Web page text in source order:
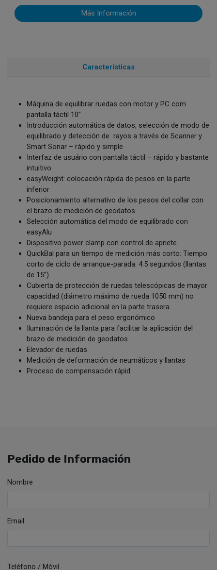
Más Información
Características
Máquina de equilibrar ruedas con motor y PC com
pantalla táctil 10”
Introducción automática de datos, selección de modo de
equilibrado y detección de rayos a través de Scanner y
Smart Sonar – rápido y simple
Interfaz de usuário con pantalla táctil – rápido y bastante
intuitivo
easyWeight: colocación rápida de pesos en la parte
inferior
Posicionamiento alternativo de los pesos del collar con
el brazo de medición de geodatos
Selección automática del modo de equilibrado con
easyAlu
Dispositivo power clamp con control de apriete
QuickBal para un tiempo de medición más corto: Tiempo
corto de ciclo de arranque-parada: 4.5 segundos (llantas
de 15’’)
Cubierta de protección de ruedas telescópicas de mayor
capacidad (diámetro máximo de rueda 1050 mm) no
requiere espacio adicional en la parte trasera
Nueva bandeja para el peso ergonómico
Iluminación de la llanta para facilitar la aplicación del
brazo de medición de geodatos
Elevador de ruedas
Medición de deformación de neumáticos y llantas
Proceso de compensación rápid
Pedido de Información
Nombre
Email
Teléfono / Móvil